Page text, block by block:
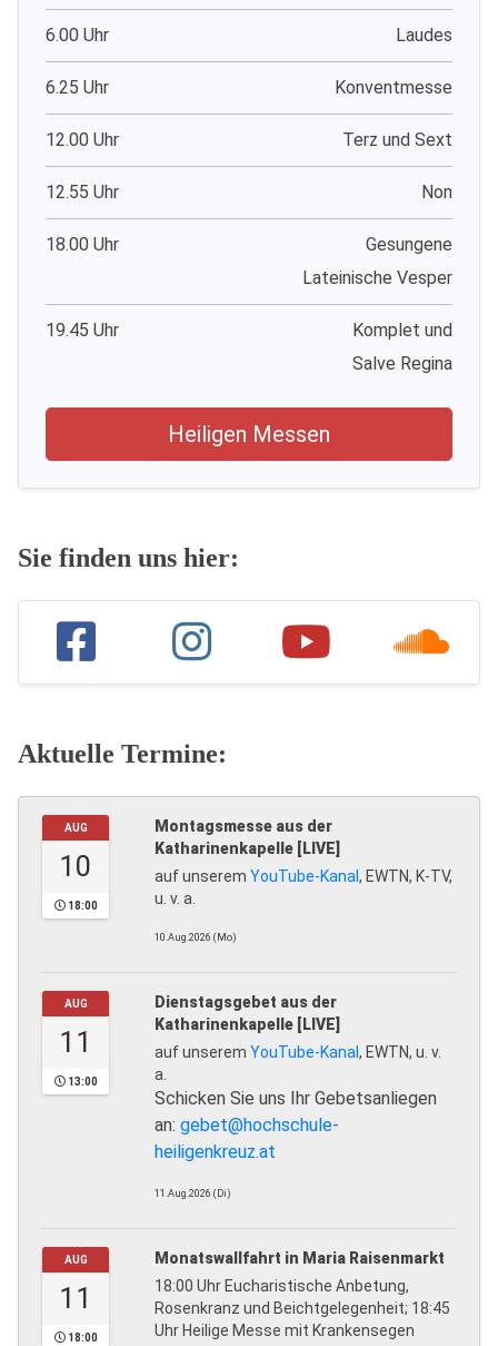
6.00 Uhr Laudes
6.25 Uhr Konventmesse
12.00 Uhr Terz und Sext
12.55 Uhr Non
18.00 Uhr
Gesungene
Lateinische Vesper
19.45 Uhr
Komplet und
Salve Regina
Heiligen Messen
Sie finden uns hier:
Aktuelle Termine:
AUG
10
18:00
Montagsmesse aus der
Katharinenkapelle [LIVE]
auf unserem YouTube-Kanal, EWTN, K-TV,
u. v. a.
10.Aug.2026 (Mo)
AUG
11
13:00
Dienstagsgebet aus der
Katharinenkapelle [LIVE]
auf unserem YouTube-Kanal, EWTN, u. v.
a.
Schicken Sie uns Ihr Gebetsanliegen
an: gebet@hochschule-
heiligenkreuz.at
11.Aug.2026 (Di)
AUG
11
18:00
Monatswallfahrt in Maria Raisenmarkt
18:00 Uhr Eucharistische Anbetung,
Rosenkranz und Beichtgelegenheit; 18:45
Uhr Heilige Messe mit Krankensegen